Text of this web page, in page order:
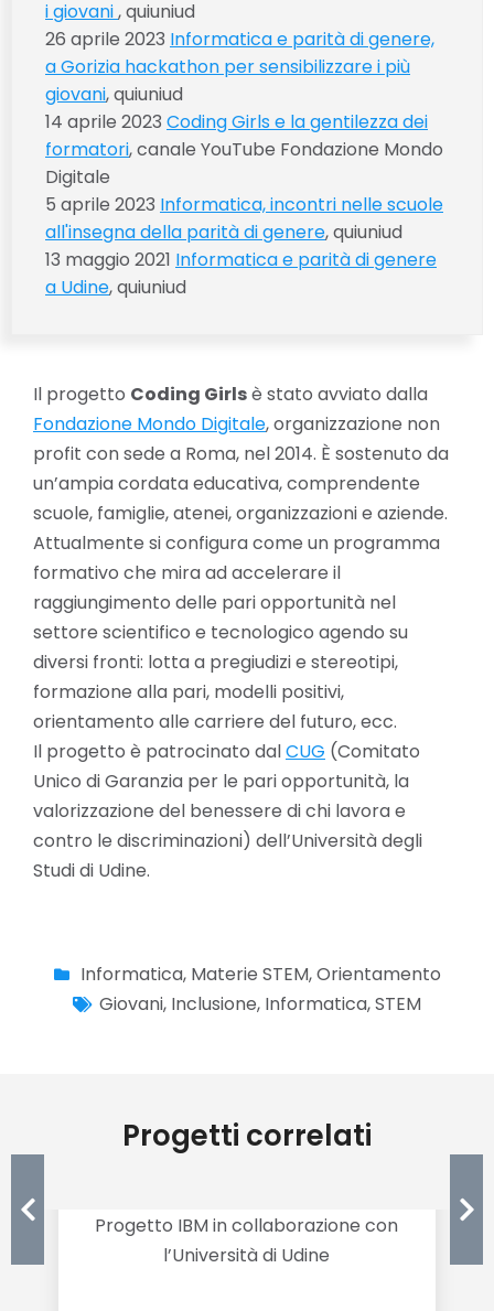
i giovani, quiuniud
26 aprile 2023 Informatica e parità di genere,
a Gorizia hackathon per sensibilizzare i più
giovani, quiuniud
14 aprile 2023 Coding Girls e la gentilezza dei
formatori, canale YouTube Fondazione Mondo
Digitale
5 aprile 2023 Informatica, incontri nelle scuole
all'insegna della parità di genere, quiuniud
13 maggio 2021 Informatica e parità di genere
a Udine, quiuniud
Il progetto Coding Girlsè stato avviato dalla
Fondazione Mondo Digitale, organizzazione non
profit con sede a Roma, nel 2014. È sostenuto da
un’ampia cordata educativa, comprendente
scuole, famiglie, atenei, organizzazioni e aziende.
Attualmente si configura come un programma
formativo che mira ad accelerare il
raggiungimento delle pari opportunità nel
settore scientifico e tecnologico agendo su
diversi fronti: lotta a pregiudizi e stereotipi,
formazione alla pari, modelli positivi,
orientamento alle carriere del futuro, ecc.
Il progetto è patrocinato dalCUG (Comitato
Unico di Garanzia per le pari opportunità, la
valorizzazione del benessere di chi lavora e
contro le discriminazioni) dell’Università degli
Studi di Udine.
Informatica, Materie STEM,Orientamento
Giovani, Inclusione, Informatica,STEM
Progetti correlati
Progetto IBM in collaborazione con
l’Università di Udine